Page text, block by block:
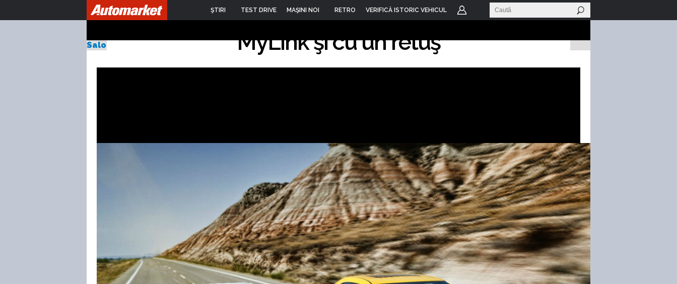
ŞTIRI TEST DRIVE MAŞINI NOI RETRO VERIFICĂ ISTORIC VEHICUL
Salonul Auto de la Frankfurt 2013
Chevrolet Camaro facelift vine la Frankfurt cu
MyLink şi cu un retuş